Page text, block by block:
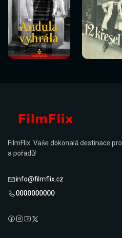
Sledovat
nyní
Sledovat
nyní
Sledovat
nyní
Sledovat
nyní
FilmFlix: Vaše dokonalá destinace
a pořadů!
info@filmflix.cz
0000000000